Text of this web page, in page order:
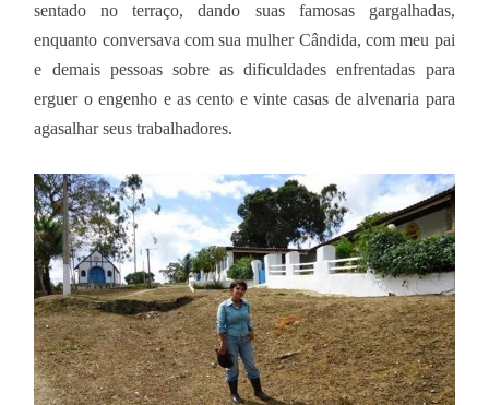
sentado no terraço, dando suas famosas gargalhadas,
enquanto conversava com sua mulher Cândida, com meu pai
e demais pessoas sobre as dificuldades enfrentadas para
erguer o engenho e as cento e vinte casas de alvenaria para
agasalhar seus trabalhadores.